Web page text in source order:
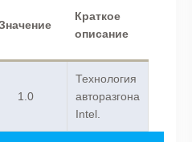
Краткое
описание
1.0
Технология
авторазгона
Intel.